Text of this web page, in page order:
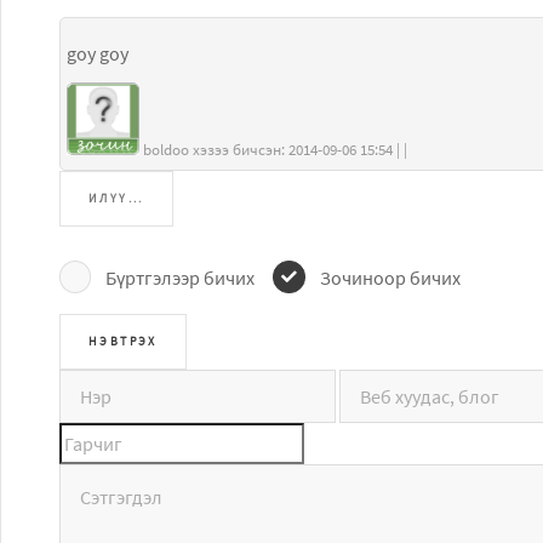
goy goy
boldoo хэзээ бичсэн: 2014-09-06 15:54 | |
ИЛҮҮ...
Бүртгэлээр бичих Зочиноор бичих